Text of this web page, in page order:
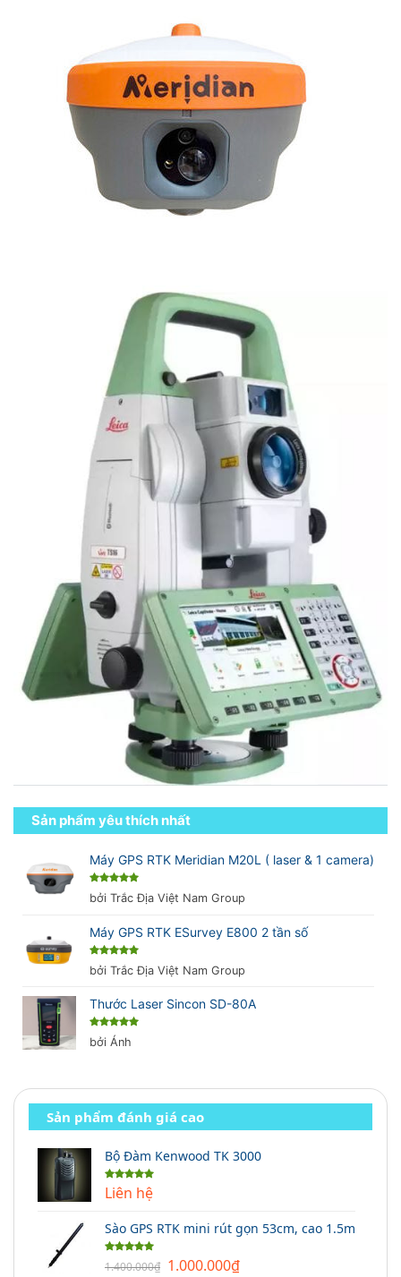
Sản phẩm yêu thích nhất
Máy GPS RTK Meridian M20L ( laser & 1 camera)
Được xếp
hạng 5 5
bởi Trắc Địa Việt Nam Group
Máy GPS RTK ESurvey E800 2 tần số
Được xếp
hạng 5 5
bởi Trắc Địa Việt Nam Group
Thước Laser Sincon SD-80A
Được xếp
hạng5 5
bởi Ánh
Sản phẩm đánh giá cao
Bộ Đàm Kenwood TK 3000
Được xếp
hạng5.00
Liên hệ
Sào GPS RTK mini rút gọn 53cm, cao 1.5m
Được xếp
hạng5.00
1.400.000₫ Giá
1.000.000₫Giá